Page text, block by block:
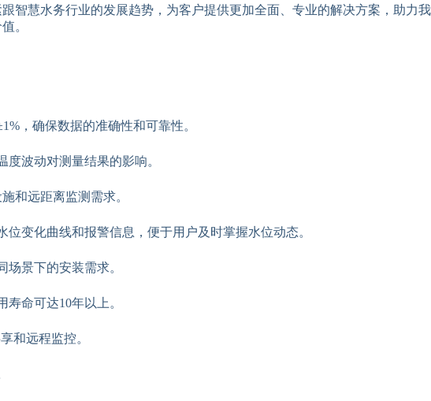
智慧水务行业的发展趋势，为客户提供更加全面、专业的解决方案，助力我
。
，确保数据的准确性和可靠性。
波动对测量结果的影响。
和远距离监测需求。
变化曲线和报警信息，便于用户及时掌握水位动态。
景下的安装需求。
命可达10年以上。
和远程监控。